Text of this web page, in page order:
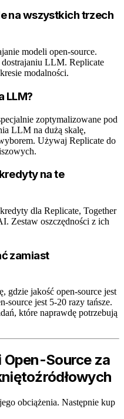
na wszystkich trzech
modeli open-source.
LLM. Replicate
modalności.
LLM?
zoptymalizowane pod
LLM na dużą skalę,
Używaj Replicate do
na te
dla Replicate, Together
Zestaw oszczędności z ich
zamiast
gdzie jakość open-source jest
source jest 5-20 razy tańsze.
które naprawdę potrzebują
Source za
obciążenia. Następnie kup